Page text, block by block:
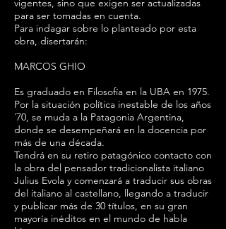
vigentes, sino que exigen ser actualizadas
para ser tomadas en cuenta.
Para indagar sobre lo planteado por esta
obra, disertarán:
MARCOS GHIO
Es graduado en Filosofía en la UBA en 1975.
Por la situación política inestable de los años
´70, se muda a la Patagonia Argentina,
donde se desempeñará en la docencia por
más de una década.
Tendrá en su retiro patagónico contacto con
la obra del pensador tradicionalista italiano
Julius Evola y comenzará a traducir sus obras
del italiano al castellano, llegando a traducir
y publicar más de 30 títulos, en su gran
mayoría inéditos en el mundo de habla